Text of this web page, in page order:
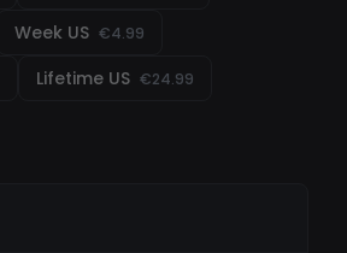
Week US €4.99
Lifetime US €24.99